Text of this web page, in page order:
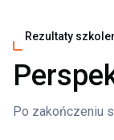
Rezultaty
Po zakończeniu